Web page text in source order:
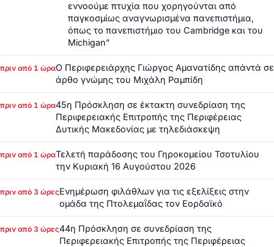
εννοούμε πτυχία που χορηγούνται από
παγκοσμίως αναγνωρισμένα πανεπιστήμια,
όπως το πανεπιστήμιο του Cambridge και του
Michigan”
πριν από 1 ώραΟ Περιφερειάρχης Γιώργος Αμανατίδης απάντά σε
άρθο γνώμης του Μιχάλη Ραμπίδη
πριν από 1 ώρα45η Πρόσκληση σε έκτακτη συνεδρίαση της
Περιφερειακής Επιτροπής της Περιφέρειας
Δυτικής Μακεδονίας με τηλεδιάσκεψη
πριν από 1 ώραΤελετή παράδοσης του Γηροκομείου Τσοτυλίου
την Κυριακή 16 Αυγούστου 2026
πριν από 3 ώρεςΕνημέρωση φιλάθλων για τις εξελίξεις στην
ομάδα της Πτολεμαΐδας τον Εορδαϊκό
πριν από 3 ώρες44η Πρόσκληση σε συνεδρίαση της
Περιφερειακής Επιτροπής της Περιφέρειας